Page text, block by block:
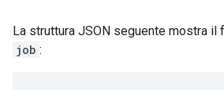
La struttura JSON seguente mostra il
job :